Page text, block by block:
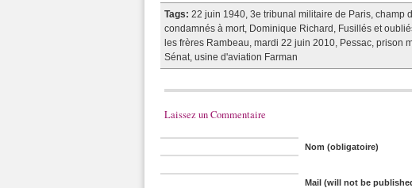
Tags: 22 juin 1940, 3e tribunal militaire de Paris, champ
condamnés à mort, Dominique Richard , Fusillés et
les frères Rambeau, mardi 22 juin 2010, Pessac, prison
Sénat, usine d'aviation Farman
Laissez un Commentaire
Nom (obligatoire)
Mail (will not be